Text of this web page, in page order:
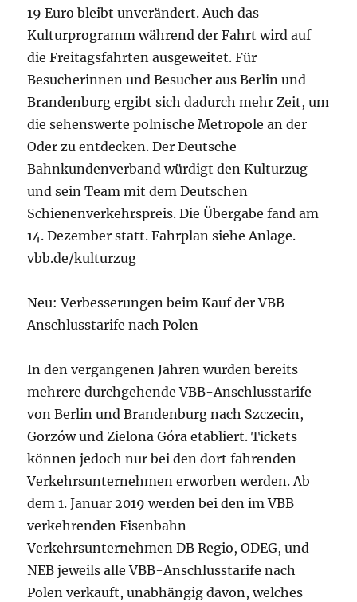
19 Euro bleibt unverändert. Auch das
Kulturprogramm während der Fahrt wird auf
die Freitagsfahrten ausgeweitet. Für
Besucherinnen und Besucher aus Berlin und
Brandenburg ergibt sich dadurch mehr Zeit, um
die sehenswerte polnische Metropole an der
Oder zu entdecken. Der Deutsche
Bahnkundenverband würdigt den Kulturzug
und sein Team mit dem Deutschen
Schienenverkehrspreis. Die Übergabe fand am
14. Dezember statt. Fahrplan siehe Anlage.
vbb.de/kulturzug
Neu: Verbesserungen beim Kauf der VBB-
Anschlusstarife nach Polen
In den vergangenen Jahren wurden bereits
mehrere durchgehende VBB-Anschlusstarife
von Berlin und Brandenburg nach Szczecin,
Gorzów und Zielona Góra etabliert. Tickets
können jedoch nur bei den dort fahrenden
Verkehrsunternehmen erworben werden. Ab
dem 1. Januar 2019 werden bei den im VBB
verkehrenden Eisenbahn-
Verkehrsunternehmen DB Regio, ODEG, und
NEB jeweils alle VBB-Anschlusstarife nach
Polen verkauft, unabhängig davon, welches